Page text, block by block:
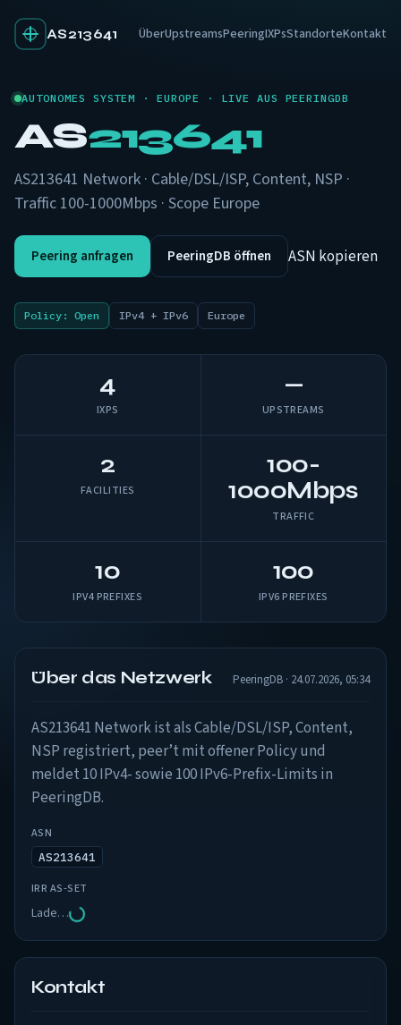
AS213641 ÜberUpstreamsPeeringIXPsStandorteKontakt
AUTONOMES SYSTEM · EUROPE · LIVE AUS PEERINGDB
AS213641
AS213641 Network · Cable/DSL/ISP, Content, NSP ·
Traffic 100-1000Mbps · Scope Europe
Peering anfragen PeeringDB öffnen ASN kopieren
Policy: Open IPv4 + IPv6 Europe
4
IXPS
—
UPSTREAMS
2
FACILITIES
100-
1000Mbps
TRAFFIC
10
IPV4 PREFIXES
100
IPV6 PREFIXES
Über das Netzwerk PeeringDB · 24.07.2026, 05:34
AS213641 Network ist als Cable/DSL/ISP, Content,
NSP registriert, peer’t mit offener Policy und
meldet 10 IPv4- sowie 100 IPv6-Prefix-Limits in
PeeringDB.
ASN
AS213641
IRR AS-SET
Lade…
Kontakt